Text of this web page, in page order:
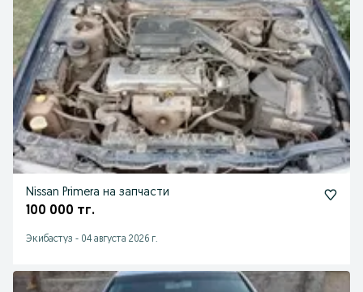
Nissan Primera на запчасти
100 000 тг.
Экибастуз - 04 августа 2026 г.